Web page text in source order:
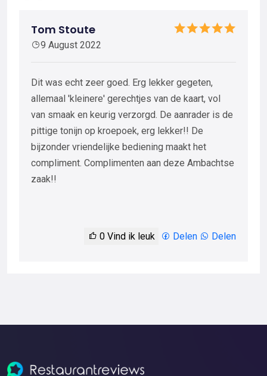
Tom Stoute
9 August 2022
Dit was echt zeer goed. Erg lekker gegeten,
allemaal 'kleinere' gerechtjes van de kaart, vol
van smaak en keurig verzorgd. De aanrader is de
pittige tonijn op kroepoek, erg lekker!! De
bijzonder vriendelijke bediening maakt het
compliment. Complimenten aan deze Ambachtse
zaak!!
0 Vind ik leuk Delen Delen